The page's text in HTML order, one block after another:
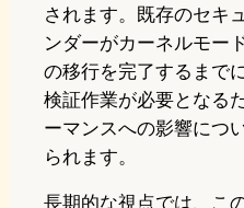
されます。既存のセキ
ンダーがカーネルモー
の移行を完了するまで
検証作業が必要となる
ーマンスへの影響につ
られます。
長期的な視点では、こ